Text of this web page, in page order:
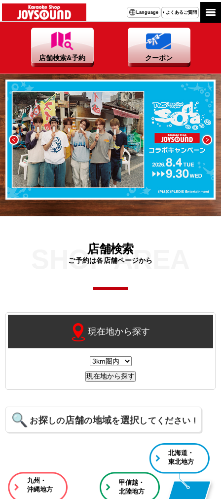
カラオケショップ JOYSOUND｜笑顔でまた来たくなるカラ
Language よくあるご質問
店舗検索&予約 クーポン
SHOP AREA
店舗検索
ご予約は各店舗ページから
現在地から探す
お探しの店舗の地域を選択してください !
北海道・
東北地方
甲信越・
北陸地方
九州・
沖縄地方